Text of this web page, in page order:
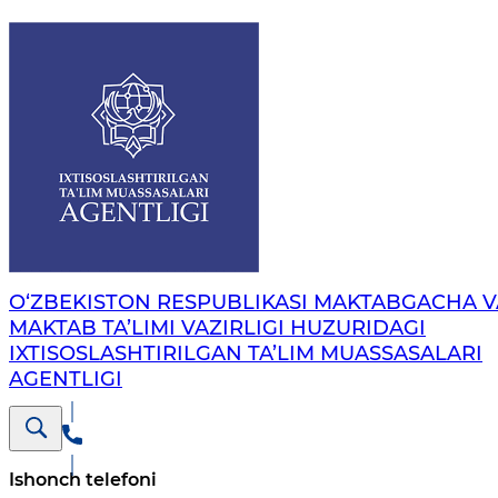
O‘ZBEKISTON RESPUBLIKASI MAKTABGACHA
MAKTAB TA’LIMI VAZIRLIGI HUZURIDAGI
IXTISOSLASHTIRILGAN TA’LIM MUASSASALARI
AGENTLIGI
Ishonch telefoni